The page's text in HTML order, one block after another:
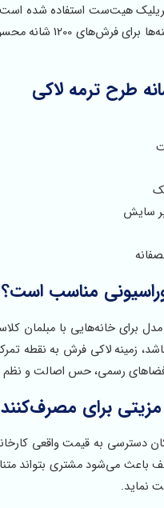
فرش از نخ خاب 100 درصد اکریلیک هیت‌ست
لطافت و پایداری
سایش
مناسب است؟
برای خانه‌هایی با مبلمان
زمینه لاکی فرش به نقطه
فضاهای رسمی، حس اصالت و
برای
دسترسی به قیمت واقعی
باعث می‌شود مشتری بتواند
نماید.